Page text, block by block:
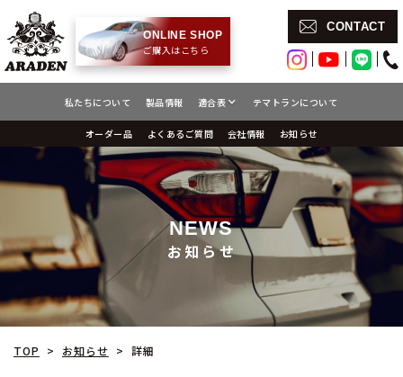
ONLINE SHOP
ご購入はこちら
CONTACT
私たちについて 製品情報 適合表 テマトランについて
オーダー品 よくあるご質問 会社情報 お知らせ
NEWS
お知らせ
TOP > お知らせ > 詳細